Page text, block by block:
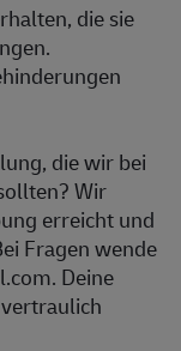
die sie
die wir bei
Wir
erreicht und
Fragen wende
Deine